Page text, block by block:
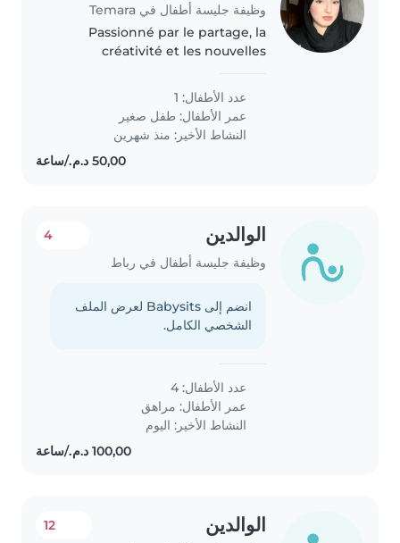
وظيفة جليسة أطفال في Temara
Passionné par le partage, la
créativité et les nouvelles
avec des personnes inspirantes
et développer de nouvelles
compétences chaque jour.
Curieux, motivé..
عدد الأطفال: 1
عمر الأطفال: طفل صغير
النشاط الأخير: منذ شهرين
الوالدين
وظيفة جليسة أطفال في رباط
4
انضم إلى Babysits لعرض الملف
الشخصي الكامل.
عدد الأطفال: 4
عمر الأطفال: مراهق
النشاط الأخير: اليوم
الوالدين 12